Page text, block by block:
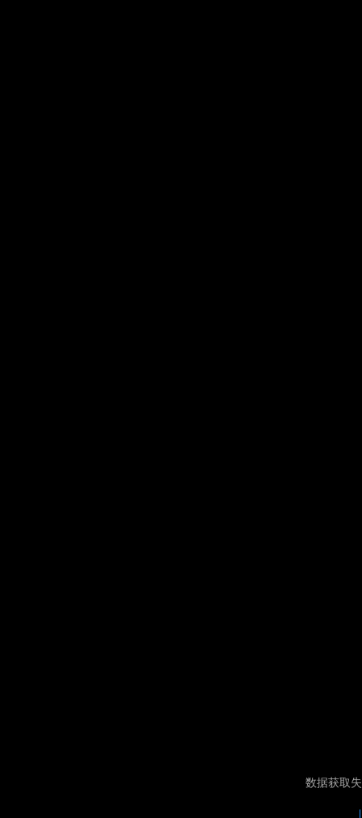
数据获取